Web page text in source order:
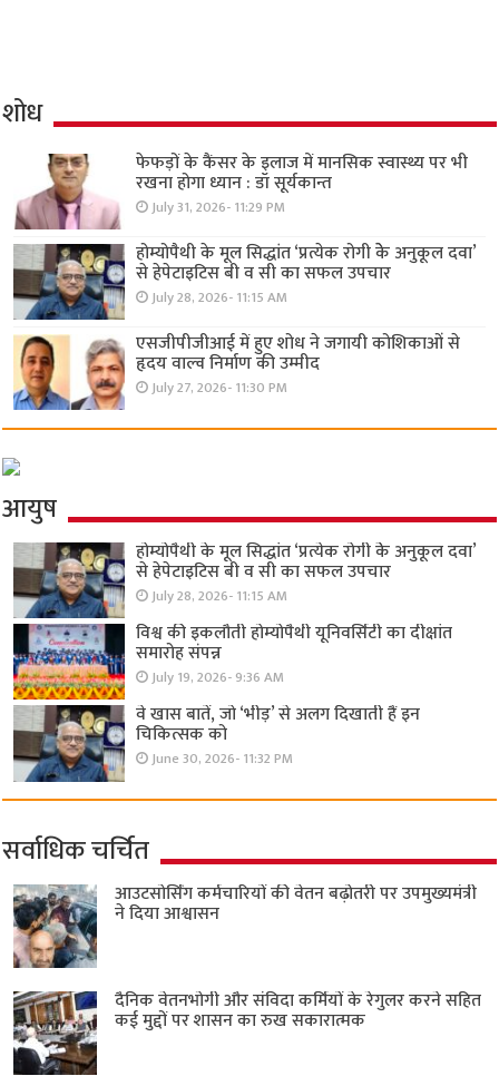
शोध
फेफड़ों के कैंसर के इलाज में मानसिक स्वास्थ्य पर भी
रखना होगा ध्यान : डॉ सूर्यकान्त
July 31, 2026- 11:29 PM
होम्योपैथी के मूल सिद्धांत ‘प्रत्येक रोगी केे अनुकूल दवा’
से हेपेटाइटिस बी व सी का सफल उपचार
July 28, 2026- 11:15 AM
एसजीपीजीआई में हुए शोध ने जगायी कोशिकाओं से
हृदय वाल्व निर्माण की उम्मीद
July 27, 2026- 11:30 PM
आयुष
होम्योपैथी के मूल सिद्धांत ‘प्रत्येक रोगी केे अनुकूल दवा’
से हेपेटाइटिस बी व सी का सफल उपचार
July 28, 2026- 11:15 AM
विश्व की इकलौती होम्योपैथी यूनिवर्सिटी का दीक्षांत
समारोह संपन्न
July 19, 2026- 9:36 AM
वे खास बातें, जो ‘भीड़’ से अलग दिखाती हैं इन
चिकित्सक को
June 30, 2026- 11:32 PM
सर्वाधिक चर्चित
आउटसोर्सिंग कर्मचारियों की वेतन बढ़ोतरी पर उपमुख्यमंत्री
ने दिया आश्वासन
दैनिक वेतनभोगी और संविदा कर्मियों के रेगुलर करने सहित
कई मुद्दों पर शासन का रुख सकारात्मक